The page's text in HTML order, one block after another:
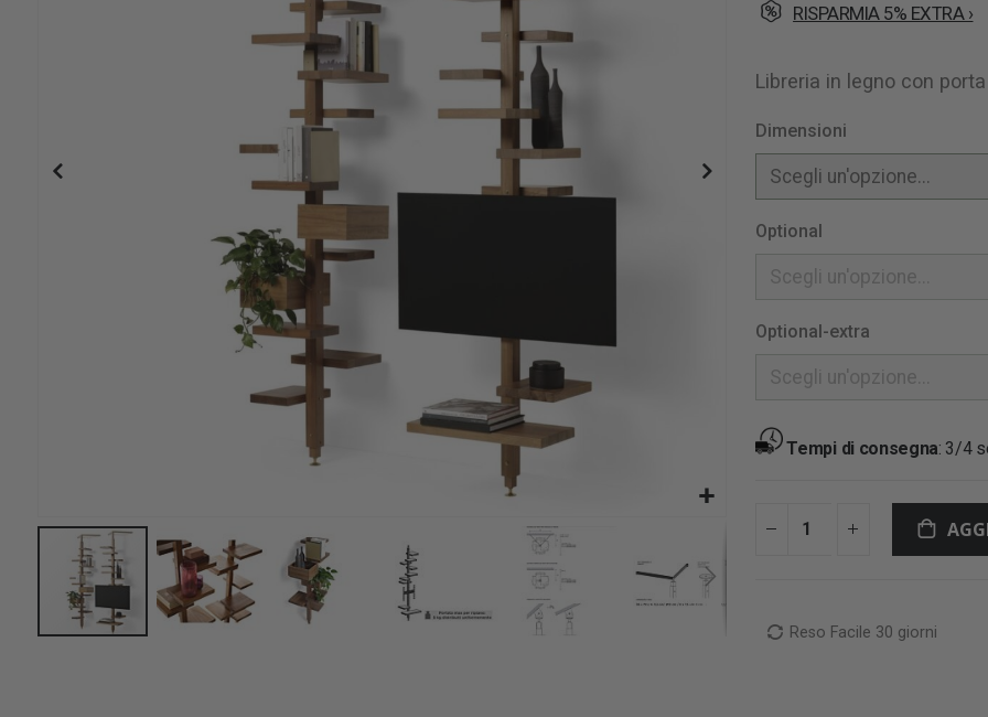
RISPARMIA 5% EXTRA ›
Libreria in legno con
Dimensioni
Optional
Optional-extra
Tempi di consegna: 3/4
Reso Facile 30 giorni